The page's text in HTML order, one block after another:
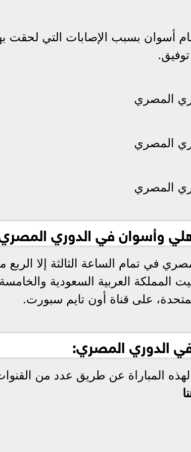
أسوان بسبب الإصابات التي لحقت
المصري
المصري
المصري
وأسوان في الدوري
في تمام الساعة الثالثة إلا الربع
المملكة العربية السعودية والخامسة
على قناة أون تايم سبورت.
الدوري المصري:
المباراة عن طريق عدد من